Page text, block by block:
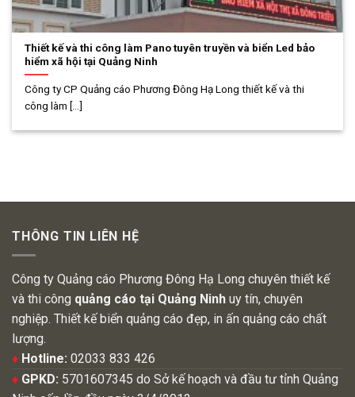
Thiết kế và thi công làm Pano tuyên truyền và biển Led bảo
hiểm xã hội tại Quảng Ninh
Công ty CP Quảng cáo Phương Đông Hạ Long thiết kế và thi
công làm [...]
THÔNG TIN LIÊN HỆ
Công ty Quảng cáo Phương Đông Hạ Long chuyên thiết kế
và thi công quảng cáo tại Quảng Ninh uy tín, chuyên
nghiệp. Thiết kế biển quảng cáo đẹp, in ấn quảng cáo chất
lượng.
♦ Hotline: 02033 833 426
♦ GPKD: 5701607345 do Sở kế hoạch và đầu tư tỉnh Quảng